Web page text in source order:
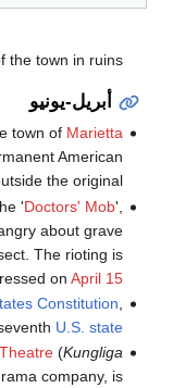
the town in ruins.
أبريل-يونيو
town of Marietta
American
the original
'Doctors' Mob',
about grave
The rioting is
on April 15
Constitution
U.S. state
(Kungliga
company, is